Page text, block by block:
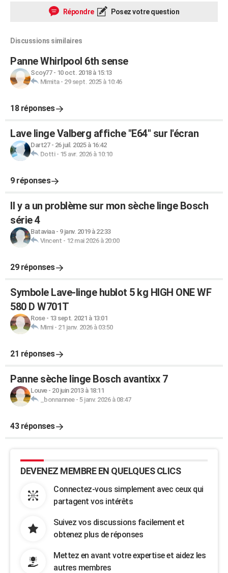
Répondre Posez votre question
Discussions similaires
Panne Whirlpool 6th sense
Scoy77- 10 oct. 2018 à 15:13
Mimita- 29 sept. 2025 à 10:46
18 réponses
Lave linge Valberg affiche "E64" sur l'écran
Dart27- 26 juil. 2025 à 16:42
Dotti- 15 avr. 2026 à 10:10
9 réponses
Il y a un problème sur mon sèche linge Bosch
série 4
Bataviaa- 9 janv. 2019 à 22:33
Vincent - 12 mai 2026 à 20:00
29 réponses
Symbole Lave-linge hublot 5 kg HIGH ONE WF
580 D W701T
Rose- 13 sept. 2021 à 13:01
Mimi- 21 janv. 2026 à 03:50
21 réponses
Panne sèche linge Bosch avantixx 7
Louve- 20 juin 2013 à 18:11
_bonnannee- 5 janv. 2026 à 08:47
43 réponses
DEVENEZ MEMBRE EN QUELQUES CLICS
Connectez-vous simplement avec ceux qui
partagent vos intérêts
Suivez vos discussions facilement et
obtenez plus de réponses
Mettez en avant votre expertise et aidez les
autres membres